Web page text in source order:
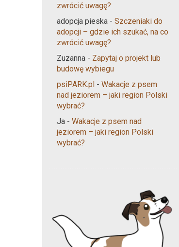
zwrócić uwagę?
adopcja pieska - Szczeniaki do
adopcji – gdzie ich szukać, na co
zwrócić uwagę?
Zuzanna - Zapytaj o projekt lub
budowę wybiegu
psiPARK.pl - Wakacje z psem
nad jeziorem – jaki region Polski
wybrać?
Ja - Wakacje z psem nad
jeziorem – jaki region Polski
wybrać?